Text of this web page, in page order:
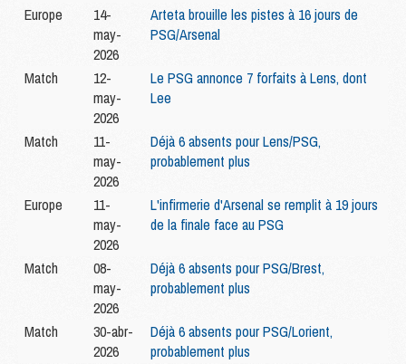
Europe
14-
may-
2026
Arteta brouille les pistes à 16 jours de
PSG/Arsenal
Match
12-
may-
2026
Le PSG annonce 7 forfaits à Lens, dont
Lee
Match
11-
may-
2026
Déjà 6 absents pour Lens/PSG,
probablement plus
Europe
11-
may-
2026
L'infirmerie d'Arsenal se remplit à 19 jours
de la finale face au PSG
Match
08-
may-
2026
Déjà 6 absents pour PSG/Brest,
probablement plus
Match
30-abr-
2026
Déjà 6 absents pour PSG/Lorient,
probablement plus